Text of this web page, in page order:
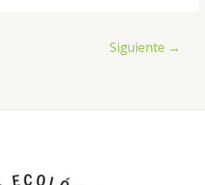
Siguiente →